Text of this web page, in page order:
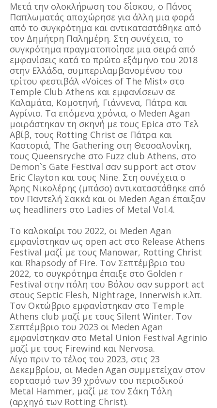
Μετά την ολοκλήρωση του δίσκου, ο Πάνος
Παπλωματάς αποχώρησε για άλλη μια φορά
από το συγκρότημα και αντικαταστάθηκε από
τον Δημήτρη Παλημέρη. Στη συνέχεια, το
συγκρότημα πραγματοποίησε μια σειρά από
εμφανίσεις κατά το πρώτο εξάμηνο του 2018
στην Ελλάδα, συμπεριλαμβανομένου του
τρίτου φεστιβάλ «Voices of The Mist» στο
Temple Club Athens και εμφανίσεων σε
Καλαμάτα, Κομοτηνή, Γιάννενα, Πάτρα και
Αγρίνιο. Τα επόμενα χρόνια, ο Meden Agan
μοιράστηκαν τη σκηνή με τους Epica στο Τελ
Αβίβ, τους Rotting Christ σε Πάτρα και
Καστοριά, The Gathering στη Θεσσαλονίκη,
τους Queensryche στο Fuzz club Athens, στο
Demon`s Gate Festival σαν support act στον
Eric Clayton και τους Nine. Στη συνέχεια ο
Άρης Νικολέρης (μπάσο) αντικαταστάθηκε από
τον Παντελή Σακκά και οι Meden Agan έπαιξαν
ως headliners στο Ladies of Metal Vol.4.
Το καλοκαίρι του 2022, οι Meden Agan
εμφανίστηκαν ως open act στο Release Athens
Festival μαζί με τους Manowar, Rotting Christ
και Rhapsody of Fire. Τον Σεπτέμβριο του
2022, το συγκρότημα έπαιξε στο Golden r
Festival στην πόλη του Βόλου σαν support act
στους Septic Flesh, Nightrage, Innerwish κ.λπ.
Τον Οκτώβριο εμφανίστηκαν στο Temple
Athens club μαζί με τους Silent Winter. Τον
Σεπτέμβριο του 2023 οι Meden Agan
εμφανίστηκαν στο Metal Union Festival Agrinio
μαζί με τους Firewind και Nervosa.
Λίγο πριν το τέλος του 2023, στις 23
Δεκεμβρίου, οι Meden Agan συμμετείχαν στον
εορτασμό των 39 χρόνων του περιοδικού
Metal Hammer, μαζί με τον Σάκη Τόλη
(αρχηγό των Rotting Christ).